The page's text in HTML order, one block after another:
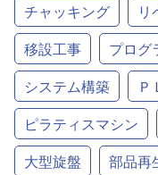
チャッキング
リ
移設工事
プログ
システム構築
Ｐ
ピラティスマシン
大型旋盤
部品再